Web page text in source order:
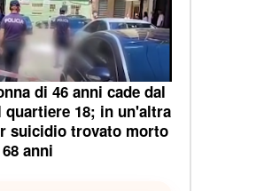
di 46 anni cade dal
quartiere 18; in un'altra
suicidio trovato morto
anni